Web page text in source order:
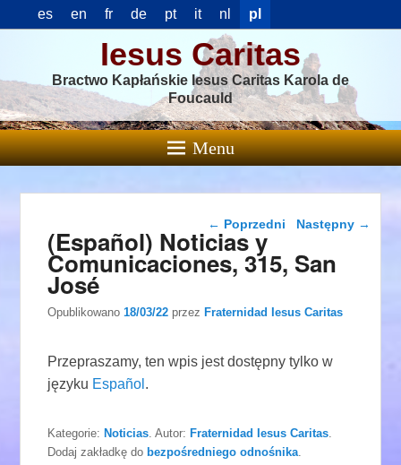
es en fr de pt it nl pl
Iesus Caritas
Bractwo Kapłańskie Iesus Caritas Karola de
Foucauld
Menu
Nawigacja wpisu
← Poprzedni Następny →
(Español) Noticias y
Comunicaciones, 315, San
José
Opublikowano18/03/22 przezFraternidad Iesus Caritas
Przepraszamy, ten wpis jest dostępny tylko w
języku Español .
Kategorie:Noticias . Autor:Fraternidad Iesus Caritas
Dodaj zakładkę do bezpośredniego odnośnika